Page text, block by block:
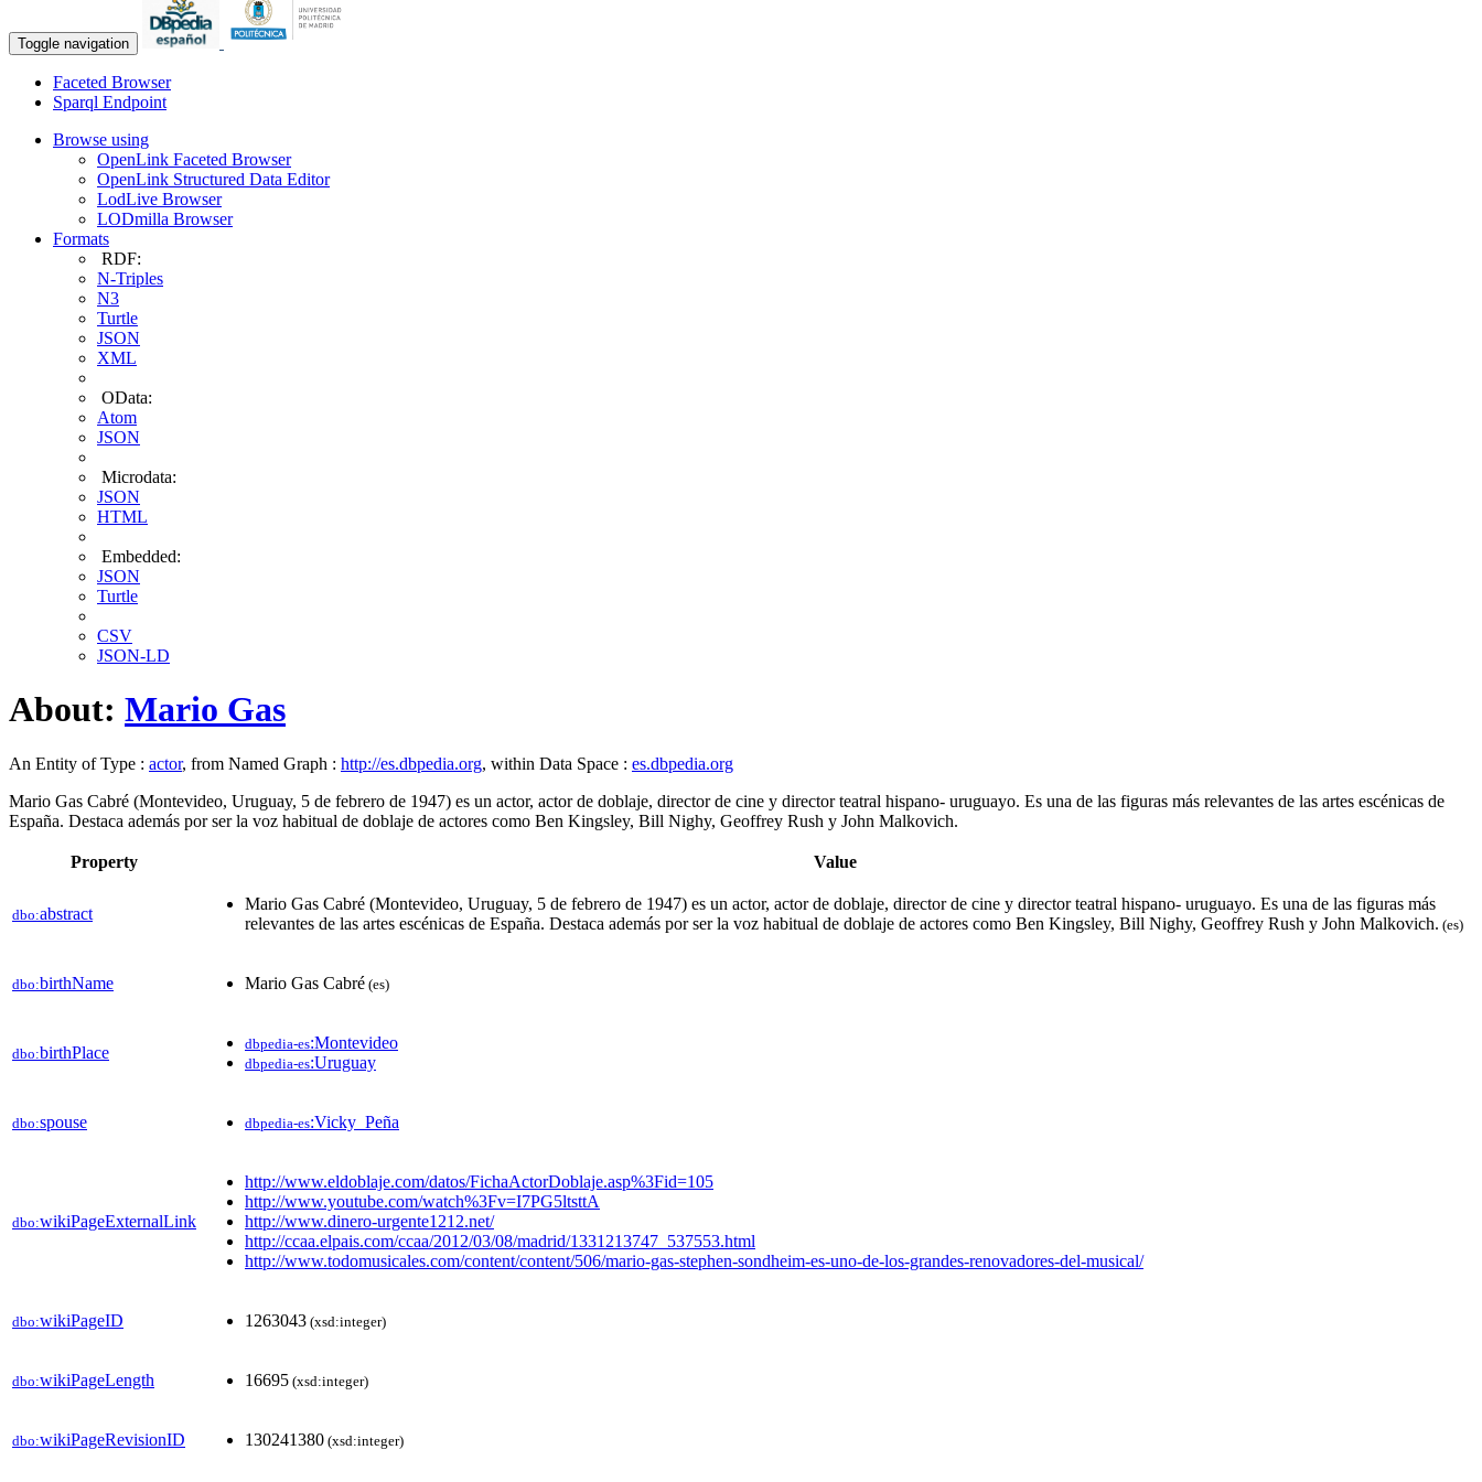
Toggle navigation
Faceted Browser
Sparql Endpoint
Browse using
OpenLink Faceted Browser
OpenLink Structured Data Editor
LodLive Browser
LODmilla Browser
Formats
RDF:
N-Triples
N3
Turtle
JSON
XML
OData:
Atom
JSON
Microdata:
JSON
HTML
Embedded:
JSON
Turtle
CSV
JSON-LD
About: Mario Gas
An Entity of Type : actor, from Named Graph : http://es.dbpedia.org, within Data Space : es.dbpedia.org
Mario Gas Cabré (Montevideo, Uruguay, 5 de febrero de 1947) es un actor, actor de doblaje, director de cine y director teatral hispano- uruguayo. Es una de las figuras más relevantes de las artes escénicas de
España. Destaca además por ser la voz habitual de doblaje de actores como Ben Kingsley, Bill Nighy, Geoffrey Rush y John Malkovich.
Property Value
dbo:abstract
Mario Gas Cabré (Montevideo, Uruguay, 5 de febrero de 1947) es un actor, actor de doblaje, director de cine y director teatral hispano- uruguayo. Es una de las figuras más
relevantes de las artes escénicas de España. Destaca además por ser la voz habitual de doblaje de actores como Ben Kingsley, Bill Nighy, Geoffrey Rush y John Malkovich. (es)
dbo:birthName Mario Gas Cabré (es)
dbo:birthPlace dbpedia-es:Montevideo
dbpedia-es:Uruguay
dbo:spouse dbpedia-es:Vicky_Peña
dbo:wikiPageExternalLink
http://www.eldoblaje.com/datos/FichaActorDoblaje.asp%3Fid=105
http://www.youtube.com/watch%3Fv=I7PG5ltsttA
http://www.dinero-urgente1212.net/
http://ccaa.elpais.com/ccaa/2012/03/08/madrid/1331213747_537553.html
http://www.todomusicales.com/content/content/506/mario-gas-stephen-sondheim-es-uno-de-los-grandes-renovadores-del-musical/
dbo:wikiPageID 1263043 (xsd:integer)
dbo:wikiPageLength 16695 (xsd:integer)
dbo:wikiPageRevisionID 130241380 (xsd:integer)